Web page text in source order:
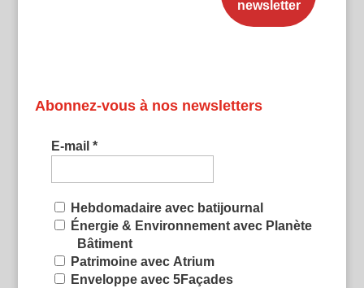
Abonnez-vous à nos newsletters
E-mail *
Hebdomadaire avec batijournal
Énergie & Environnement avec Planète
Bâtiment
Patrimoine avec Atrium
Enveloppe avec 5Façades